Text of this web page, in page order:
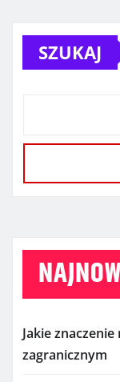
SZUKAJ
Jakie
zagranicznym